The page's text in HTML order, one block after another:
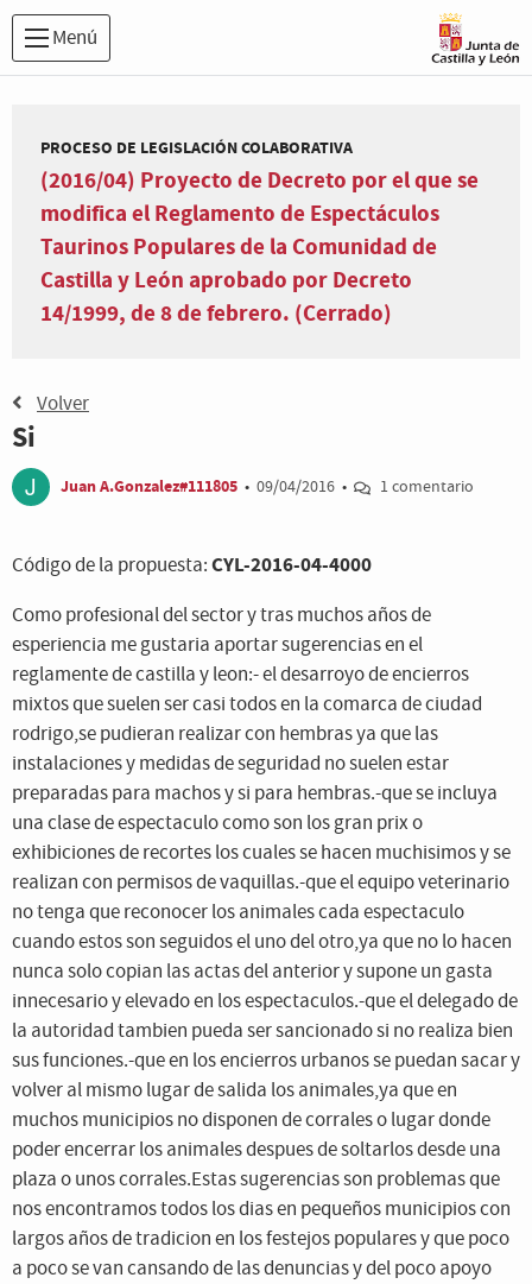
Menú
PROCESO DE LEGISLACIÓN COLABORATIVA
(2016/04) Proyecto de Decreto por el que se
modifica el Reglamento de Espectáculos
Taurinos Populares de la Comunidad de
Castilla y León aprobado por Decreto
14/1999, de 8 de febrero. (Cerrado)
Volver
Si
Juan A.Gonzalez#111805 • 09/04/2016 • 1 comentario
Código de la propuesta:CYL-2016-04-4000
Como profesional del sector y tras muchos años de
esperiencia me gustaria aportar sugerencias en el
reglamente de castilla y leon:- el desarroyo de encierros
mixtos que suelen ser casi todos en la comarca de ciudad
rodrigo,se pudieran realizar con hembras ya que las
instalaciones y medidas de seguridad no suelen estar
preparadas para machos y si para hembras.-que se incluya
una clase de espectaculo como son los gran prix o
exhibiciones de recortes los cuales se hacen muchisimos y se
realizan con permisos de vaquillas.-que el equipo veterinario
no tenga que reconocer los animales cada espectaculo
cuando estos son seguidos el uno del otro,ya que no lo hacen
nunca solo copian las actas del anterior y supone un gasta
innecesario y elevado en los espectaculos.-que el delegado de
la autoridad tambien pueda ser sancionado si no realiza bien
sus funciones.-que en los encierros urbanos se puedan sacar y
volver al mismo lugar de salida los animales,ya que en
muchos municipios no disponen de corrales o lugar donde
poder encerrar los animales despues de soltarlos desde una
plaza o unos corrales.Estas sugerencias son problemas que
nos encontramos todos los dias en pequeños municipios con
largos años de tradicion en los festejos populares y que poco
a poco se van cansando de las denuncias y del poco apoyo